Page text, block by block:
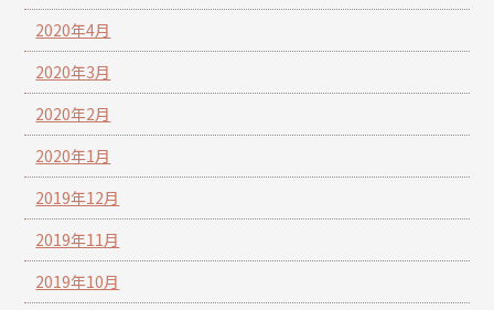
2020年4月
2020年3月
2020年2月
2020年1月
2019年12月
2019年11月
2019年10月